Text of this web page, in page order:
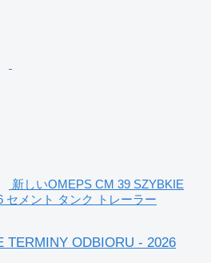
新しいOMEPS CM 39 SZYBKIE
セメント タンク トレーラー
TERMINY ODBIORU - 2026